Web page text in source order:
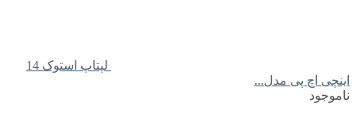
لپتاپ استوک 14
اینچی اچ پی مدل...
ناموجود